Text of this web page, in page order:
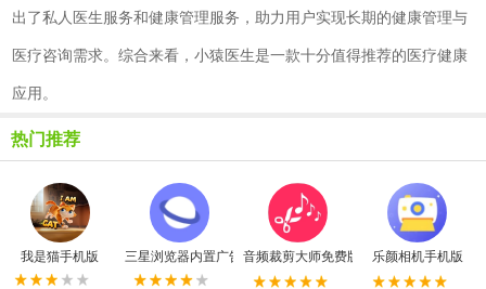
出了私人医生服务和健康管理服务，助力用户实现长期的健康管理与
医疗咨询需求。综合来看，小猿医生是一款十分值得推荐的医疗健康
应用。
热门推荐
我是猫手机版 三星浏览器内置广告拦截器最新版
音频裁剪大师免费版 乐颜相机手机版